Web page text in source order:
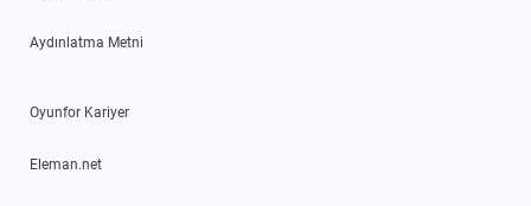
Aydınlatma Metni
Oyunfor Kariyer
Eleman.net